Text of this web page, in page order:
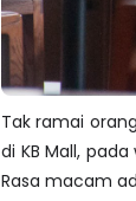
Tak ramai
di KB Mall,
Rasa macam